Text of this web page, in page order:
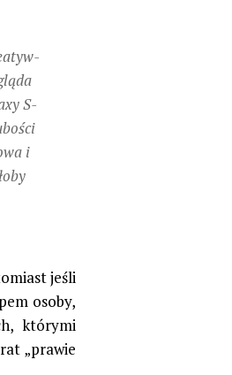
S-
i
jeśli
osoby,
którymi
„prawie